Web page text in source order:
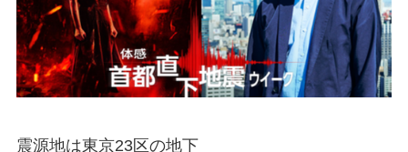
震源地は東京23区の地下